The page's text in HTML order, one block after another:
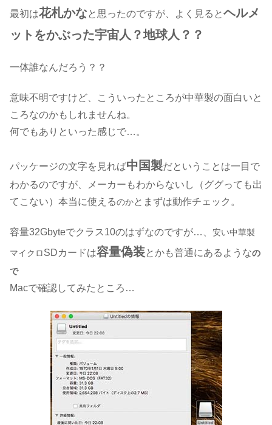
最初は花札かなと思ったのですが、よく見るとヘルメ
ットをかぶった宇宙人？地球人？？
一体誰なんだろう？？
意味不明ですけど、こういったところが中華製の面白いと
ころなのかもしれませんね。
何でもありといった感じで…。
パッケージの文字を見れば中国製だということ は一目で
わかるのですが、メーカーもわからないし（ググっても出
てこない） 本当に使えるのかとまずは動作チェック。
容量32Gbyteでクラス10のはずなのですが…、 安い中華製
マイクロSDカードは容量偽装とかも普通にあるようなの
で
Macで確認してみたところ…